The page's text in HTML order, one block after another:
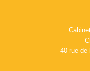
40 rue de